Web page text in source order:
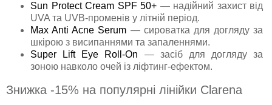
Sun Protect Cream SPF 50+ — надійний захист від
UVA та UVB-променів у літній період.
Max Anti Acne Serum — сироватка для догляду за
шкірою з висипаннями та запаленнями.
Super Lift Eye Roll-On — засіб для догляду за
зоною навколо очей із ліфтинг-ефектом.
Знижка -15% на популярні лінійки Clarena